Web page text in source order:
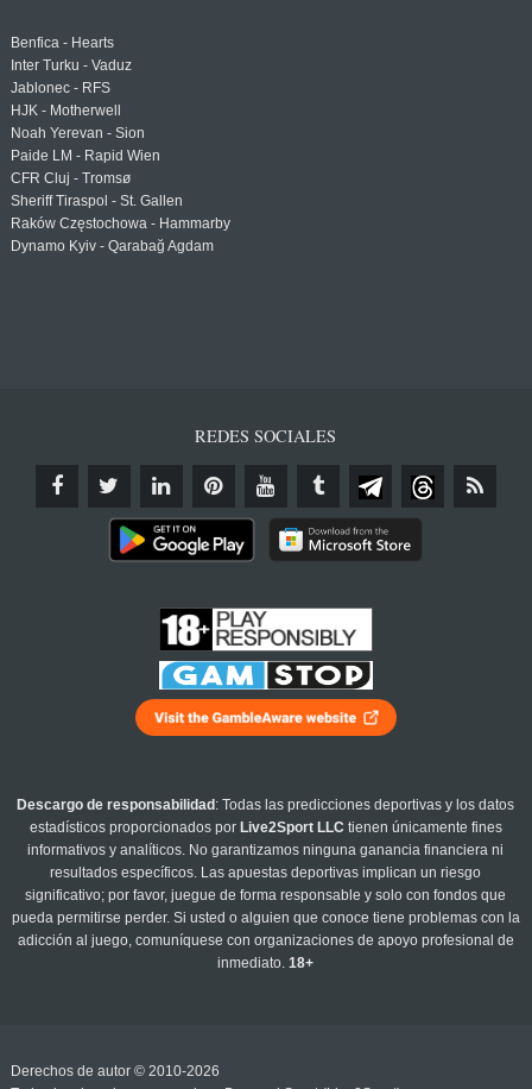
Benfica - Hearts
Inter Turku - Vaduz
Jablonec - RFS
HJK - Motherwell
Noah Yerevan - Sion
Paide LM - Rapid Wien
CFR Cluj - Tromsø
Sheriff Tiraspol - St. Gallen
Raków Częstochowa - Hammarby
Dynamo Kyiv - Qarabağ Agdam
REDES SOCIALES
Descargo de responsabilidad : Todas las predicciones deportivas y los datos
estadísticos proporcionados por Live2Sport LLC tienen únicamente fines
informativos y analíticos. No garantizamos ninguna ganancia financiera ni
resultados específicos. Las apuestas deportivas implican un riesgo
significativo; por favor, juegue de forma responsable y solo con fondos que
pueda permitirse perder. Si usted o alguien que conoce tiene problemas con la
adicción al juego, comuníquese con organizaciones de apoyo profesional de
inmediato.18+
Derechos de autor © 2010-2026